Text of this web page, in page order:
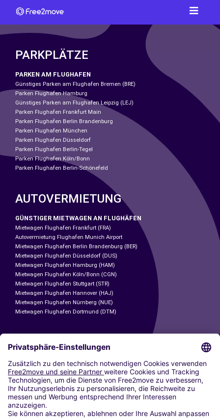
PARKPLÄTZE
PARKEN AM FLUGHAFEN
Günstiges Parken am Flughafen Bremen (BRE)
Parken Flughafen Hamburg
Günstiges Parken am Flughafen Leipzig (LEJ)
Parken Flughafen Frankfurt Main
Parken Flughafen Berlin Brandenburg
Parken Flughafen München
Parken Flughafen Düsseldorf
Parken Flughafen Berlin-Tegel
Parken Flughafen Köln/Bonn
Parken Flughafen Berlin-Schönefeld
AUTOVERMIETUNG
GÜNSTIGER MIETWAGEN AN FLUGHÄFEN
Mietwagen Flughafen Frankfurt (FRA)
Autovermietung Flughafen Munich Airport
Mietwagen Flughafen Berlin Brandenburg (BER)
Mietwagen Flughafen Düsseldorf (DUS)
Mietwagen Flughafen Hamburg (HAM)
Mietwagen Flughafen Köln/Bonn (CGN)
Mietwagen Flughafen Stuttgart (STR)
Mietwagen Flughafen Hannover (HAJ)
Mietwagen Flughafen Nürnberg (NUE)
Mietwagen Flughafen Dortmund (DTM)
CARSHARING
UNSERE STÄDTE
Paris
Madrid
Washington DC
Mailand
Rom